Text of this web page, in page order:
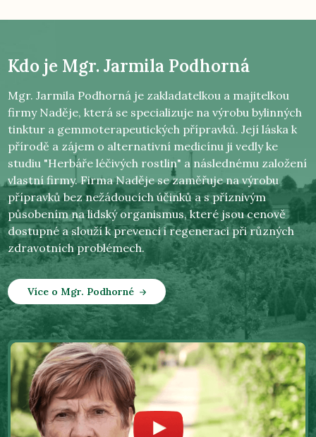
Kdo je Mgr. Jarmila Podhorná
Mgr. Jarmila Podhorná je zakladatelkou a majitelkou
firmy Naděje, která se specializuje na výrobu bylinných
tinktur a gemmoterapeutických přípravků. Její láska k
přírodě a zájem o alternativní medicínu ji vedly ke
studiu "Herbáře léčivých rostlin" a následnému založení
vlastní firmy. Firma Naděje se zaměřuje na výrobu
přípravků bez nežádoucích účinků a s příznivým
působením na lidský organismus, které jsou cenově
dostupné a slouží k prevenci i regeneraci při různých
zdravotních problémech.
Více o Mgr. Podhorné